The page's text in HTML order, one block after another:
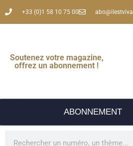
+33 (0)1 58 10 75 00
Soutenez votre magazine,
offrez un abonnement !
ABONNEMENT